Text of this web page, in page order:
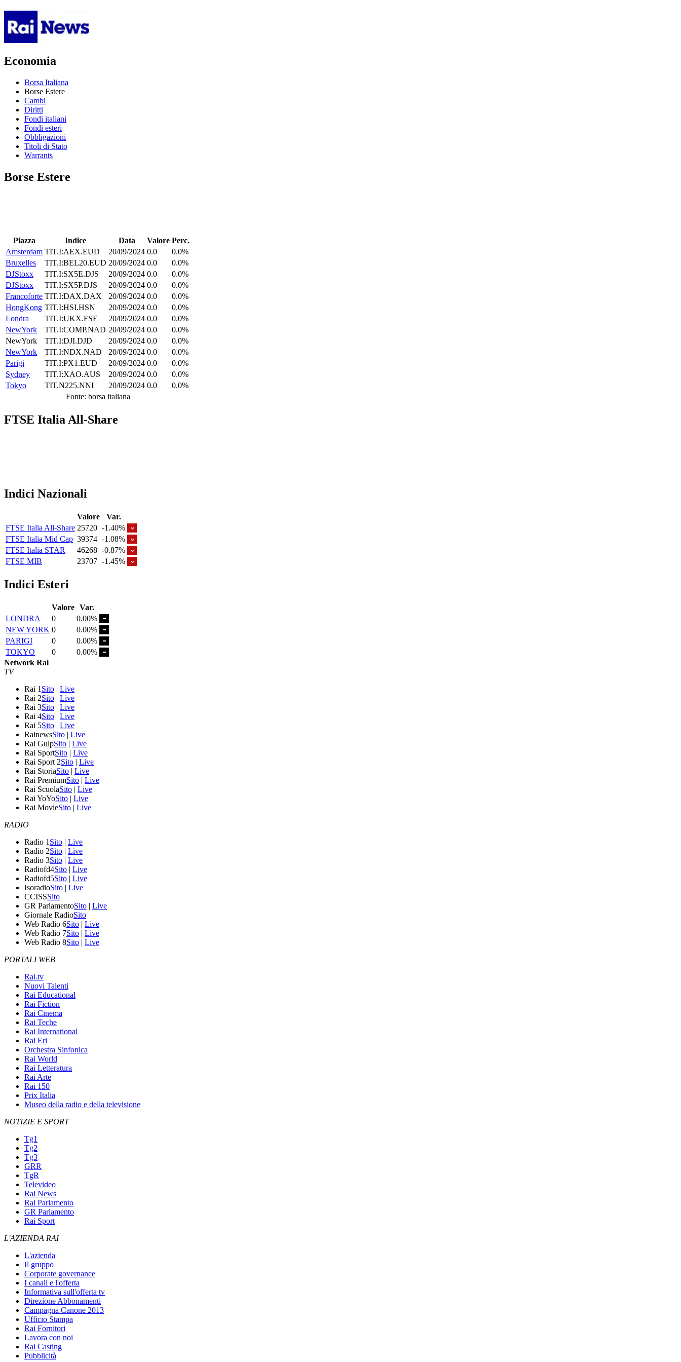
Economia
Borsa Italiana
Borse Estere
Cambi
Diritti
Fondi italiani
Fondi esteri
Obbligazioni
Titoli di Stato
Warrants
Borse Estere
Piazza Indice Data Valore Perc.
Amsterdam TIT.I:AEX.EUD 20/09/2024 0.0
0.0%
Bruxelles
TIT.I:BEL20.EUD 20/09/2024 0.0
0.0%
DJStoxx
TIT.I:SX5E.DJS 20/09/2024 0.0
0.0%
DJStoxx
TIT.I:SX5P.DJS 20/09/2024 0.0
0.0%
Francoforte TIT.I:DAX.DAX 20/09/2024 0.0
0.0%
HongKong TIT.I:HSI.HSN 20/09/2024 0.0
0.0%
Londra
TIT.I:UKX.FSE 20/09/2024 0.0
0.0%
NewYork
TIT.I:COMP.NAD 20/09/2024 0.0
0.0%
NewYork
TIT.I:DJI.DJD 20/09/2024 0.0
0.0%
NewYork
TIT.I:NDX.NAD 20/09/2024 0.0
0.0%
Parigi
TIT.I:PX1.EUD 20/09/2024 0.0
0.0%
Sydney
TIT.I:XAO.AUS 20/09/2024 0.0
0.0%
Tokyo
TIT.N225.NNI 20/09/2024 0.0
0.0%
Fonte: borsa italiana
FTSE Italia All-Share
Indici Nazionali
Valore
Var.
FTSE Italia All-Share 25720 -1.40%
FTSE Italia Mid Cap 39374 -1.08%
FTSE Italia STAR
46268 -0.87%
FTSE MIB
23707 -1.45%
Indici Esteri
Valore Var.
LONDRA
0
0.00%
NEW YORK 0
0.00%
PARIGI
0
0.00%
TOKYO
0
0.00%
Network Rai
TV
Rai 1 Sito | Live
Rai 2Sito | Live
Rai 3Sito | Live
Rai 4Sito | Live
Rai 5Sito | Live
RainewsSito | Live
Rai GulpSito | Live
Rai SportSito | Live
Rai Sport 2Sito | Live
Rai StoriaSito | Live
Rai PremiumSito | Live
Rai ScuolaSito | Live
Rai YoYoSito | Live
Rai MovieSito | Live
RADIO
Radio 1 Sito | Live
Radio 2Sito | Live
Radio 3Sito | Live
Radiofd4Sito | Live
Radiofd5Sito | Live
IsoradioSito | Live
CCISSSito
GR ParlamentoSito | Live
Giornale RadioSito
Web Radio 6Sito | Live
Web Radio 7Sito | Live
Web Radio 8Sito | Live
PORTALI WEB
Rai.tv
Nuovi Talenti
Rai Educational
Rai Fiction
Rai Cinema
Rai Teche
Rai International
Rai Eri
Orchestra Sinfonica
Rai World
Rai Letteratura
Rai Arte
Rai 150
Prix Italia
Museo della radio e della televisione
NOTIZIE E SPORT
Tg1
Tg2
Tg3
GRR
TgR
Televideo
Rai News
Rai Parlamento
GR Parlamento
Rai Sport
L'AZIENDA RAI
L'azienda
Il gruppo
Corporate governance
I canali e l'offerta
Informativa sull'offerta tv
Direzione Abbonamenti
Campagna Canone 2013
Ufficio Stampa
Rai Fornitori
Lavora con noi
Rai Casting
Pubblicità